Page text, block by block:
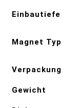
Einbautiefe
Magnet Typ
Verpackung
Gewicht